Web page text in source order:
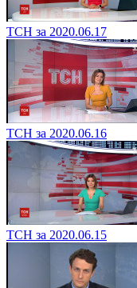
ТСН за 2020.06.17
ТСН за 2020.06.16
ТСН за 2020.06.15